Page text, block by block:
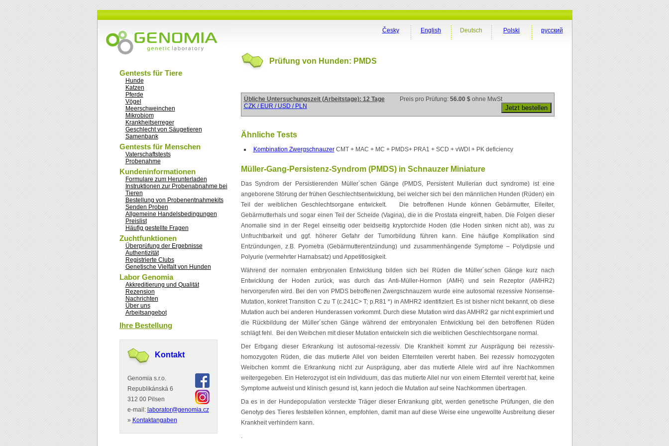
Gentests für Tiere
Hunde
Katzen
Pferde
Vögel
Meerschweinchen
Mikrobiom
Krankheitserreger
Geschlecht von Säugetieren
Samenbank
Gentests für Menschen
Vaterschaftstests
Probenahme
Kundeninformationen
Formulare zum Herunterladen
Instruktionen zur Probenabnahme bei
Tieren
Bestellung von Probenentnahmekits
Senden Proben
Allgemeine Handelsbedingungen
Preislist
Häufig gestellte Fragen
Zuchtfunktionen
Überprüfung der Ergebnisse
Authentizität
Registrierte Clubs
Genetische Vielfalt von Hunden
Labor Genomia
Akkreditierung und Qualität
Rezension
Nachrichten
Über uns
Arbeitsangebot
Ihre Bestellung
Kontakt
Genomia s.r.o.
Republikánská 6
312 00 Pilsen
e-mail: laborator@genomia.cz
» Kontaktangaben
русский
Polski
Deutsch
English
Česky
Prüfung von Hunden: PMDS
Übliche Untersuchungszeit (Arbeitstage): 12 Tage Preis pro Prüfung: 56.00 $ ohne MwSt
CZK / EUR / USD / PLN
Ähnliche Tests
Kombination ZwergschnauzerCMT + MAC + MC + PMDS+ PRA1 + SCD + vWDI + PK deficiency
Müller-Gang-Persistenz-Syndrom (PMDS) in Schnauzer Miniature
Das Syndrom der Persistierenden Müller´schen Gänge (PMDS, Persistent Mullerian duct syndrome) ist eine
angeborene Störung der frühen Geschlechtsentwicklung, bei welcher sich bei den männlichen Hunden (Rüden) ein
Teil der weiblichen Geschlechtsorgane entwickelt. Die betroffenen Hunde können Gebärmutter, Eileiter,
Gebärmutterhals und sogar einen Teil der Scheide (Vagina), die in die Prostata eingreift, haben. Die Folgen dieser
Anomalie sind in der Regel einseitig oder beidseitig kryptorchide Hoden (die Hoden sinken nicht ab), was zu
Unfruchtbarkeit und ggf. höherer Gefahr der Tumorbildung führen kann. Eine häufige Komplikation sind
Entzündungen, z.B. Pyometra (Gebärmutterentzündung) und zusammenhängende Symptome – Polydipsie und
Polyurie (vermehrter Harnabsatz) und Appetitlosigkeit.
Während der normalen embryonalen Entwicklung bilden sich bei Rüden die Müller´schen Gänge kurz nach
Entwicklung der Hoden zurück, was durch das Anti-Müller-Hormon (AMH) und sein Rezeptor (AMHR2)
hervorgerufen wird. Bei den von PMDS betroffenen Zwergschnauzern wurde eine autosomal rezessive Nonsense-
Mutation, konkret Transition C zu T (c.241C> T; p.R81 *) in AMHR2 identifiziert. Es ist bisher nicht bekannt, ob diese
Mutation auch bei anderen Hunderassen vorkommt. Durch diese Mutation wird das AMHR2 gar nicht exprimiert und
die Rückbildung der Müller´schen Gänge während der embryonalen Entwicklung bei den betroffenen Rüden
schlägt fehl. Bei den Weibchen mit dieser Mutation entwickeln sich die weiblichen Geschlechtsorgane normal.
Der Erbgang dieser Erkrankung ist autosomal-rezessiv. Die Krankheit kommt zur Ausprägung bei rezessiv-
homozygoten Rüden, die das mutierte Allel von beiden Elternteilen vererbt haben. Bei rezessiv homozygoten
Weibchen kommt die Erkrankung nicht zur Ausprägung, aber das mutierte Allele wird auf ihre Nachkommen
weitergegeben. Ein Heterozygot ist ein Individuum, das das mutierte Allel nur von einem Elternteil vererbt hat, keine
Symptome aufweist und klinisch gesund ist, kann jedoch die Mutation auf seine Nachkommen übertragen.
Da es in der Hundepopulation versteckte Träger dieser Erkrankung gibt, werden genetische Prüfungen, die den
Genotyp des Tieres feststellen können, empfohlen, damit man auf diese Weise eine ungewollte Ausbreitung dieser
Krankheit verhindern kann.
.